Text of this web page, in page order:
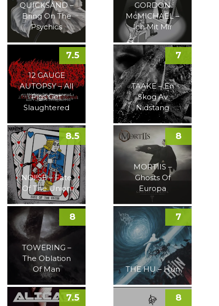
QUICKSAND –
Bring On The
Psychics
GORDON
McMICHAEL –
Ich Mit Mir
12 GAUGE
AUTOPSY – All
Pigs Get
Slaughtered
7.5
TAAKE – En
Skog Av
Nidstang
7
NOI!SE – Fate
Of The Union
8.5
MORTIIS –
Ghosts Of
Europa
8
TOWERING –
The Oblation
Of Man
8
THE HU – Hun
7
7.5 8